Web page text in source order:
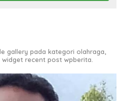
gallery pada kategori olahraga,
recent post wpberita.